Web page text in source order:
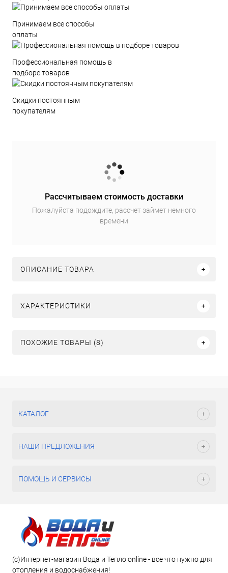
Принимаем все способы
оплаты
Профессиональная помощь в
подборе товаров
Скидки постоянным
покупателям
Рассчитываем стоимость доставки
Пожалуйста подождите, рассчет займет немного
времени
ОПИСАНИЕ ТОВАРА
ХАРАКТЕРИСТИКИ
ПОХОЖИЕ ТОВАРЫ (8)
КАТАЛОГ
НАШИ ПРЕДЛОЖЕНИЯ
ПОМОЩЬ И СЕРВИСЫ
(c)Интернет-магазин Вода и Тепло online - все что нужно для
отопления и водоснабжения!